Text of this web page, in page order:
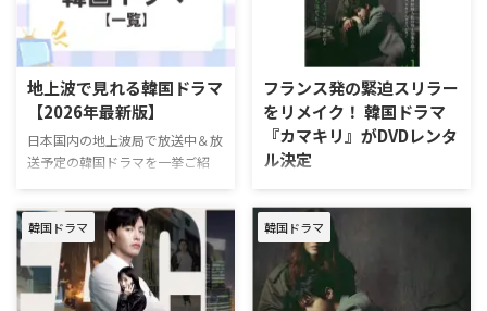
7月20日（月）に韓国・ソウルで
制作発表会が開催された。イ・ド
ンウクやキム・ヘジュンのほか、
生、玄理ら豪華キャストが登壇
し、過激なアクションや撮影秘話
を和気あいあいと語った。 大ヒ
ット作のシーズン2がついに始
2026年7月22日（水）からディズ
ニープラスで配信中の『殺し屋た
ちの店 2』 …
シーズン3、向井康二が主演する
タイドラマ『Dating Game～口説
いてもいいですか、ボス!?～』、
『ヤクザの俺が高校生になった』
など、注目のアジアドラマを配信
中！ 無料でも利用可能なので、
この機会に試してみては？
Leminoプレミアムを試す NHK BS
地上波で見れる韓国ドラマ
【2026年最新版】
日本国内の地上波局で放送中＆放
送予定の韓国ドラマを一挙ご紹
ら） 【PR】おすすめ動画配信サ
ービスアジアドラマ見るなら
Lemino（レミノ）！Leminoでは
『復讐代行人～模範タクシー～』
シーズン3、向井康二が主演する
フランス発の緊迫スリラー
をリメイク！ 韓国ドラマ
『カマキリ』がDVDレンタ
ル決定
フランス発の人気ドラマをコ・ヒ
ョンジョン、チャン・ドンユンら
の共演でリメイクした極限のクラ
イムスリラー、韓国ドラマ『カマ
キリ』が2026年9月2日（水）よ
りDVDレンタル開始となることが
韓国ドラマ 韓国ドラマ